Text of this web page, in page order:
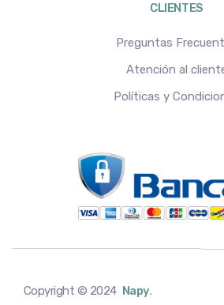
CLIENTES
Preguntas
Atención al
Políticas y
Copyright © 2024 Napy.